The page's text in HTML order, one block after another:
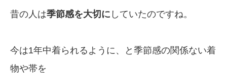
昔の人は季節感を大切に していたのですね。
今は1年中着られるように、と季節感の関係ない着
物や帯を